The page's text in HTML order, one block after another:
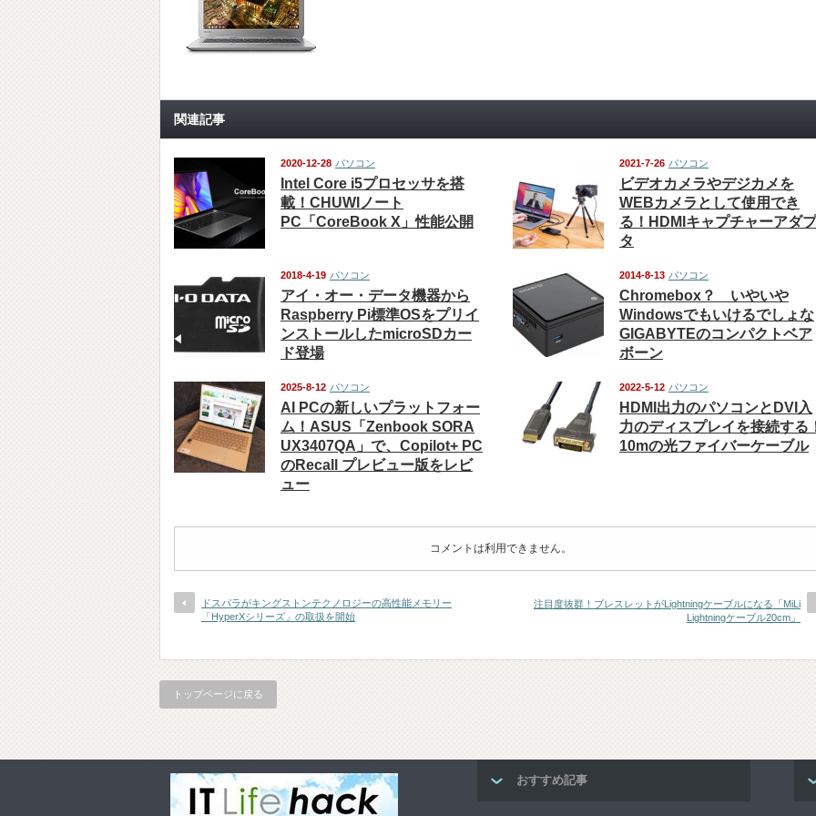
関連記事
2020-12-28 パソコン
Intel Core i5プロセッサを搭
載！CHUWIノート
PC「CoreBook X」性能公開
2021-7-26 パソコン
ビデオカメラやデジカメを
WEBカメラとして使用でき
る！HDMIキャプチャーアダプ
タ
2018-4-19 パソコン
アイ・オー・データ機器から
Raspberry Pi標準OSをプリイ
ンストールしたmicroSDカー
ド登場
2014-8-13 パソコン
Chromebox？ いやいや
Windowsでもいけるでしょな
GIGABYTEのコンパクトベア
ボーン
2025-8-12 パソコン
AI PCの新しいプラットフォー
ム！ASUS「Zenbook SORA
UX3407QA」で、Copilot+ PC
のRecall プレビュー版をレビ
ュー
2022-5-12 パソコン
HDMI出力のパソコンとDVI入
力のディスプレイを接続する
10mの光ファイバーケーブル
コメントは利用できません。
ドスパラがキングストンテクノロジーの高性能メモリー
「HyperXシリーズ」の取扱を開始
注目度抜群！ブレスレットがLightningケーブルになる「MiLi
Lightningケーブル20cm」
トップページに戻る
おすすめ記事